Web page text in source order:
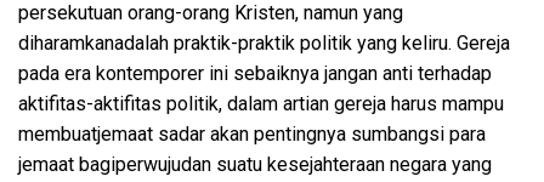
persekutuan orang-orang Kristen, namun yang
diharamkanadalah praktik-praktik politik yang keliru. Gereja
pada era kontemporer ini sebaiknya jangan anti terhadap
aktifitas-aktifitas politik, dalam artian gereja harus mampu
membuatjemaat sadar akan pentingnya sumbangsi para
jemaat bagiperwujudan suatu kesejahteraan negara yang